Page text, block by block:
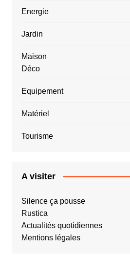
Energie
Jardin
Maison
Déco
Equipement
Matériel
Tourisme
A visiter
Silence ça pousse
Rustica
Actualités quotidiennes
Mentions légales